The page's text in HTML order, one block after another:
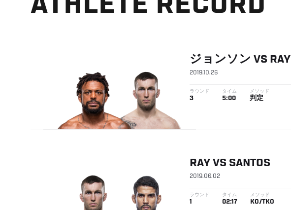
ジョンソン VS RAY
2019.10.26
ラウンド
3
タイム
5:00
メソッド
判定
RAY VS SANTOS
2019.06.02
ラウンド
1
タイム
02:17
メソッド
KO/TKO